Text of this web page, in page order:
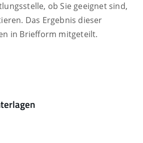
ob Sie geeignet sind,
Das Ergebnis dieser
in Briefform mitgeteilt.